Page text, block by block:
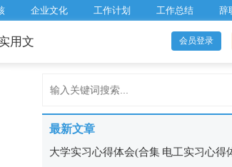
企业文化 工作计划 工作总结 辞
用文 会员登录
最新文章
大学实习心得体会(合集 电工实习心得